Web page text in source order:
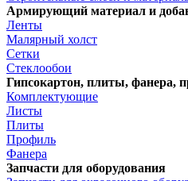
Армирующий материал и
Ленты
Малярный холст
Сетки
Стеклообои
Гипсокартон, плиты, фанера,
Комплектующие
Листы
Плиты
Профиль
Фанера
Запчасти для оборудования